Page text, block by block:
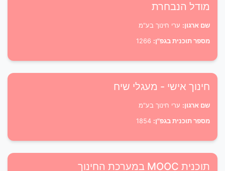
מודל הנבחרת
שם ארגון: ערי חינוך בע"מ
מספר תוכנית בגפ"ן:
חינוך אישי - מעגלי שיח
שם ארגון: ערי חינוך בע"מ
מספר תוכנית בגפ"ן:
תוכנית MOOC במערכת החינוך